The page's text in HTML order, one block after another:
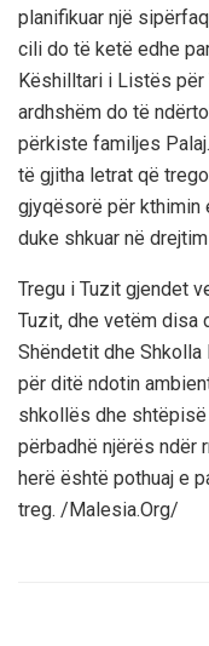
planifikuar një
cili do të ketë edhe
Këshilltari i Listës për
ardhshëm do të
përkiste familjes
të gjitha letrat që
gjyqësorë për kthimin
duke shkuar në
Tregu i Tuzit gjendet
Tuzit, dhe vetëm disa
Shëndetit dhe
për ditë ndotin
shkollës dhe
përbadhë njërës ndër
herë është pothuaj e
treg. /Malesia.Org/